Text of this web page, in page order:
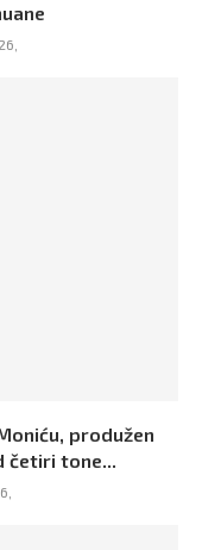
produžen
četiri tone...